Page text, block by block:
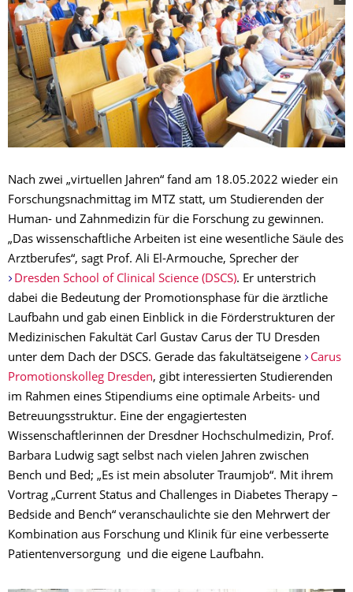
Nach zwei „virtuellen Jahren“ fand am 18.05.2022 wieder ein
Forschungsnachmittag im MTZ statt, um Studierenden der
Human- und Zahnmedizin für die Forschung zu gewinnen.
„Das wissenschaftliche Arbeiten ist eine wesentliche Säule des
Arztberufes“, sagt Prof. Ali El-Armouche, Sprecher der
Dresden School of Clinical Science (DSCS). Er unterstrich
dabei die Bedeutung der Promotionsphase für die ärztliche
Laufbahn und gab einen Einblick in die Förderstrukturen der
Medizinischen Fakultät Carl Gustav Carus der TU Dresden
unter dem Dach der DSCS. Gerade das fakultätseigene
Carus
Promotionskolleg Dresden, gibt interessierten Studierenden
im Rahmen eines Stipendiums eine optimale Arbeits- und
Betreuungsstruktur. Eine der engagiertesten
Wissenschaftlerinnen der Dresdner Hochschulmedizin, Prof.
Barbara Ludwig sagt selbst nach vielen Jahren zwischen
Bench und Bed; „Es ist mein absoluter Traumjob“. Mit ihrem
Vortrag „Current Status and Challenges in Diabetes Therapy –
Bedside and Bench“ veranschaulichte sie den Mehrwert der
Kombination aus Forschung und Klinik für eine verbesserte
Patientenversorgung und die eigene Laufbahn.